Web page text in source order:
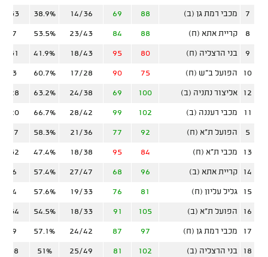
7 מכבי רמת גן (ב) 88
69
14/36
38.9%
33
8 קריית אתא (ח) 88
84
23/43
53.5%
27
9 בני הרצליה (ח) 80
95
18/43
41.9%
31
10 הפועל ב"ש (ח) 75
90
17/28
60.7%
23
12 אליצור נתניה (ב) 100
69
24/38
63.2%
28
11 מכבי רעננה (ב) 102
99
28/42
66.7%
20
5 הפועל ת"א (ח) 92
77
21/36
58.3%
27
13 מכבי ת"א (ח) 84
95
18/38
47.4%
32
14 קריית אתא (ב) 96
68
27/47
57.4%
26
15 גליל עליון (ח) 81
76
19/33
57.6%
24
16 הפועל ת"א (ב) 105
91
18/33
54.5%
34
17 מכבי רמת גן (ח) 97
87
24/42
57.1%
29
18 בני הרצליה (ב) 102
81
25/49
51%
38